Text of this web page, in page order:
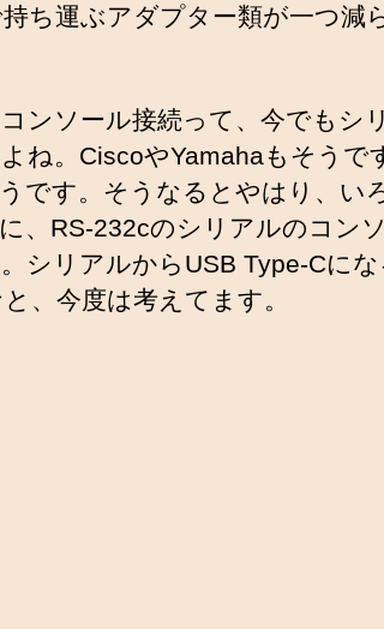
ち運ぶアダプター類が一つ減
ンソール接続って、今でもシ
ね。CiscoやYamahaもそうで
です。そうなるとやはり、い
、RS-232cのシリアルのコン
シリアルからUSB Type-Cに
、今度は考えてます。